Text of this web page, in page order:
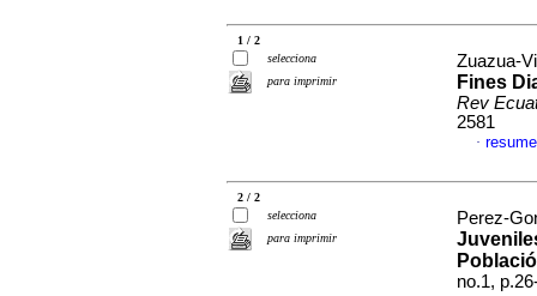
1 / 2
selecciona
para imprimir
Zuazua-
Fines
Rev
2581
·
2 / 2
selecciona
para imprimir
Perez-
no.1,